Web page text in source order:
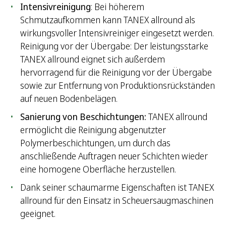
Intensivreinigung: Bei höherem
Schmutzaufkommen kann TANEX allround als
wirkungsvoller Intensivreiniger eingesetzt werden.
Reinigung vor der Übergabe: Der leistungsstarke
TANEX allround eignet sich außerdem
hervorragend für die Reinigung vor der Übergabe
sowie zur Entfernung von Produktionsrückständen
auf neuen Bodenbelägen.
Sanierung von Beschichtungen: TANEX allround
ermöglicht die Reinigung abgenutzter
Polymerbeschichtungen, um durch das
anschließende Auftragen neuer Schichten wieder
eine homogene Oberfläche herzustellen.
Dank seiner schaumarme Eigenschaften ist TANEX
allround für den Einsatz in Scheuersaugmaschinen
geeignet.